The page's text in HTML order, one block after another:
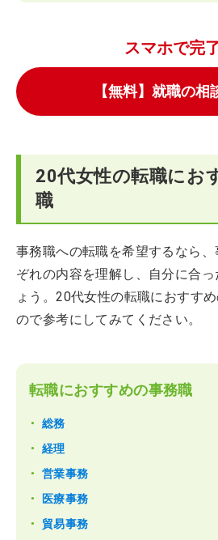
スマホで完
【無料】就職の相
20代女性の転職にお
職
事務職への転職を希望するなら
ぞれの内容を理解し、自分に合
ょう。20代女性の転職におすす
ので参考にしてみてください。
転職におすすめの事務職
総務
経理
営業事務
医療事務
貿易事務